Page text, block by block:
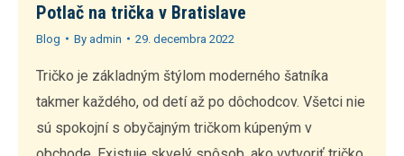
Potlač na trička v Bratislave
Blog By admin 29. decembra 2022
Tričko je základným štýlom moderného šatníka
takmer každého, od detí až po dôchodcov. Všetci nie
sú spokojní s obyčajným tričkom kúpeným v